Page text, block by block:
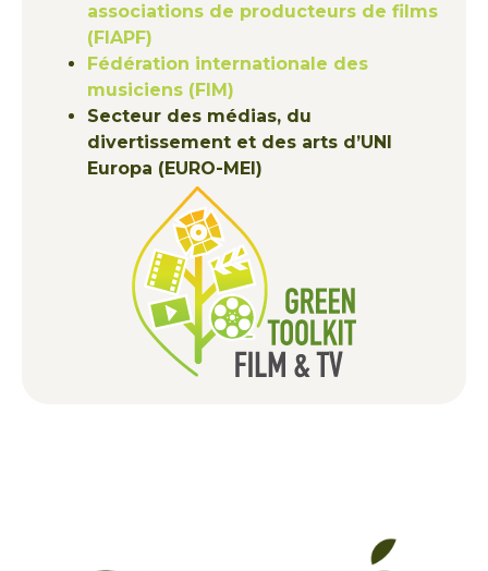
associations de producteurs de films
(FIAPF)
Fédération internationale des
musiciens (FIM)
Secteur des médias, du
divertissement et des arts d’UNI
Europa (EURO-MEI)